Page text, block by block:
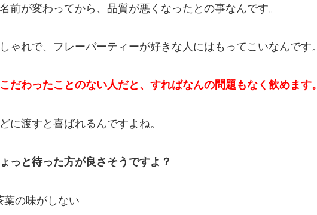
前が変わってから、品質が悪くなったとの事なんです。
ゃれで、フレーバーティーが好きな人にはもってこいなんです。
だわったことのない人だと、すればなんの問題もなく飲めます。
に渡すと喜ばれるんですよね。
っと待った方が良さそうですよ？
葉の味がしない